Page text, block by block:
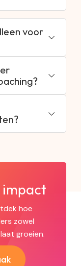
voor
impact
hoe
zowel
groeien.